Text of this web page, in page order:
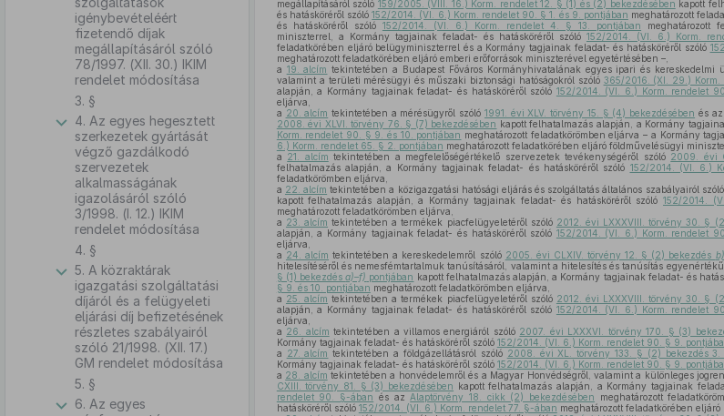
igénybevételéért
fizetendő díjak
megállapításáról szóló
78/1997. (XII. 30.) IKIM
rendelet módosítása
3. §
4. Az egyes hegesztett
szerkezetek gyártását
végző gazdálkodó
szervezetek
alkalmasságának
igazolásáról szóló
3/1998. (I. 12.) IKIM
rendelet módosítása
4. §
5. A közraktárak
igazgatási szolgáltatási
díjáról és a felügyeleti
eljárási díj befizetésének
részletes szabályairól
szóló 21/1998. (XII. 17.)
GM rendelet módosítása
5. §
6. Az egyes
megállapításáról szóló 159/2005. (VIII. 16.) Korm. rendelet 12. § (1) és (2) bekezdésében kapott
és hatásköréről szóló152/2014. (VI. 6.) Korm. rendelet 90. § 1. és 9. pontjában meghatározott
és hatásköréről szóló 152/2014. (VI. 6.) Korm. rendelet 4. § 13. pontjában meghatározott
miniszterrel, a Kormány tagjainak feladat- és hatásköréről szóló 152/2014. (VI. 6.) Korm.
feladatkörében eljáró belügyminiszterrel és a Kormány tagjainak feladat- és hatásköréről szóló
meghatározott feladatkörében eljáró emberi erőforrások miniszterével egyetértésében –,
a 19. alcím tekintetében a Budapest Főváros Kormányhivatalának egyes ipari és kereskedelmi
valamint a területi mérésügyi és műszaki biztonsági hatóságokról szóló 365/2016. (XI. 29.)
alapján, a Kormány tagjainak feladat- és hatásköréről szóló 152/2014. (VI. 6.) Korm. rendelet
eljárva,
a 20. alcím tekintetében a mérésügyről szóló 1991. évi XLV. törvény 15. § (4) bekezdésében és
2008. évi XLVI. törvény 76. § (7) bekezdésében kapott felhatalmazás alapján, a Kormány
Korm. rendelet 90. § 9. és 10. pontjában meghatározott feladatkörömben eljárva – a Kormány
6.) Korm. rendelet 65. § 2. pontjában meghatározott feladatkörében eljáró földművelésügyi
a 21. alcím tekintetében a megfelelőségértékelő szervezetek tevékenységéről szóló 2009. évi
felhatalmazás alapján, a Kormány tagjainak feladat- és hatásköréről szóló 152/2014. (VI. 6.)
feladatkörömben eljárva,
a 22. alcím tekintetében a közigazgatási hatósági eljárás és szolgáltatás általános szabályairól szóló
kapott felhatalmazás alapján, a Kormány tagjainak feladat- és hatásköréről szóló 152/2014.
meghatározott feladatkörömben eljárva,
a 23. alcím tekintetében a termékek piacfelügyeletéről szóló 2012. évi LXXXVIII. törvény 30. §
alapján, a Kormány tagjainak feladat- és hatásköréről szóló 152/2014. (VI. 6.) Korm. rendelet
eljárva,
a 24. alcím tekintetében a kereskedelemről szóló 2005. évi CLXIV. törvény 12. § (2) bekezdés b)
hitelesítéséről és nemesfémtartalmuk tanúsításáról, valamint a hitelesítés és tanúsítás
§ (1) bekezdésa)–f) pontjában kapott felhatalmazás alapján, a Kormány tagjainak feladat- és
§ 9. és 10. pontjában meghatározott feladatkörömben eljárva,
a 25. alcím tekintetében a termékek piacfelügyeletéről szóló 2012. évi LXXXVIII. törvény 30. §
alapján, a Kormány tagjainak feladat- és hatásköréről szóló 152/2014. (VI. 6.) Korm. rendelet
eljárva,
a 26. alcím tekintetében a villamos energiáról szóló 2007. évi LXXXVI. törvény 170. § (3)
Kormány tagjainak feladat- és hatásköréről szóló 152/2014. (VI. 6.) Korm. rendelet 90. § 9.
a 27. alcím tekintetében a földgázellátásról szóló 2008. évi XL. törvény 133. § (2) bekezdés 3.
Kormány tagjainak feladat- és hatásköréről szóló 152/2014. (VI. 6.) Korm. rendelet 90. § 9.
a 28. alcím tekintetében a honvédelemről és a Magyar Honvédségről, valamint a különleges
CXIII. törvény 81. § (3) bekezdésében kapott felhatalmazás alapján, a Kormány tagjainak
rendelet 90. §-ában és az Alaptörvény 18. cikk (2) bekezdésében meghatározott
hatásköréről szóló 152/2014. (VI. 6.) Korm. rendelet 77. §-ában meghatározott feladatkörében